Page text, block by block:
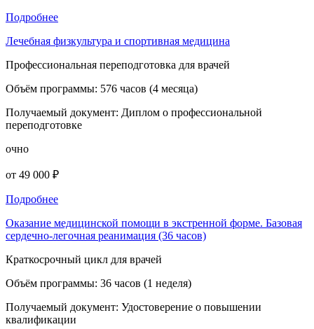
Подробнее
Лечебная физкультура и спортивная медицина
Профессиональная переподготовка для врачей
Объём программы: 576 часов (4 месяца)
Получаемый документ: Диплом о профессиональной
переподготовке
очно
от 49 000 ₽
Подробнее
Оказание медицинской помощи в экстренной форме. Базовая
сердечно-легочная реанимация (36 часов)
Краткосрочный цикл для врачей
Объём программы: 36 часов (1 неделя)
Получаемый документ: Удостоверение о повышении
квалификации